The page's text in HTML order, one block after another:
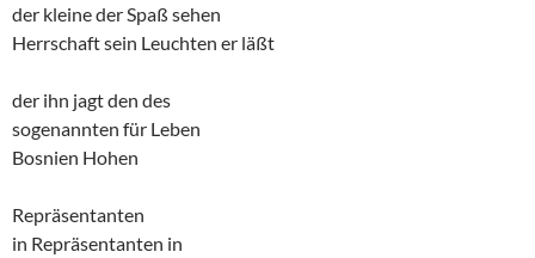
der kleine der Spaß sehen
Herrschaft sein Leuchten er läßt
der ihn jagt den des
sogenannten für Leben
Bosnien Hohen
Repräsentanten
in Repräsentanten in